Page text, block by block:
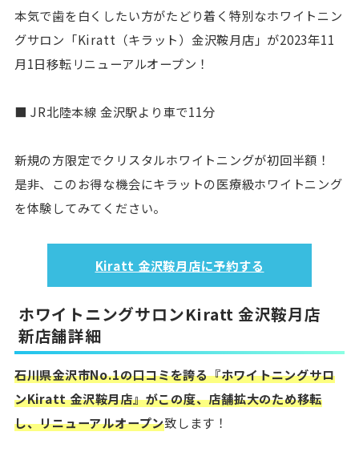
本気で歯を白くしたい方がたどり着く特別なホワイトニン
グサロン「Kiratt（キラット）金沢鞍月店」が2023年11
月1日移転リニューアルオープン！
■ JR北陸本線 金沢駅より車で11分
新規の方限定でクリスタルホワイトニングが初回半額！
是非、このお得な機会にキラットの医療級ホワイトニング
を体験してみてください。
Kiratt 金沢鞍月店に予約する
ホワイトニングサロンKiratt 金沢鞍月店
新店舗詳細
石川県金沢市No.1の口コミを誇る『ホワイトニングサロ
ンKiratt 金沢鞍月店』がこの度、店舗拡大のため移転
し、リニューアルオープン致します！